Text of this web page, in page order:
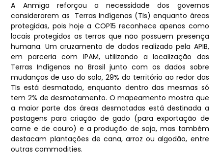
A Anmiga reforçou a necessidade dos governos
considerarem as Terras Indígenas (TIs) enquanto áreas
protegidas, pois hoje a COP15 reconhece apenas como
locais protegidos as terras que não possuem presença
humana. Um cruzamento de dados realizado pela APIB,
em parceria com IPAM, utilizando a localização das
Terras Indígenas no Brasil junto com os dados sobre
mudanças de uso do solo, 29% do território ao redor das
TIs está desmatado, enquanto dentro das mesmas só
tem 2% de desmatamento. O mapeamento mostra que
a maior parte das áreas desmatadas está destinada a
pastagens para criação de gado (para exportação de
carne e de couro) e a produção de soja, mas também
destacam plantações de cana, arroz ou algodão, entre
outras commodities.